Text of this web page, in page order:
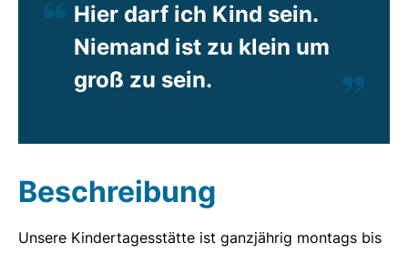
Hier darf ich Kind sein.
Niemand ist zu klein um
groß zu sein.
Beschreibung
Unsere Kindertagesstätte ist ganzjährig montags bis